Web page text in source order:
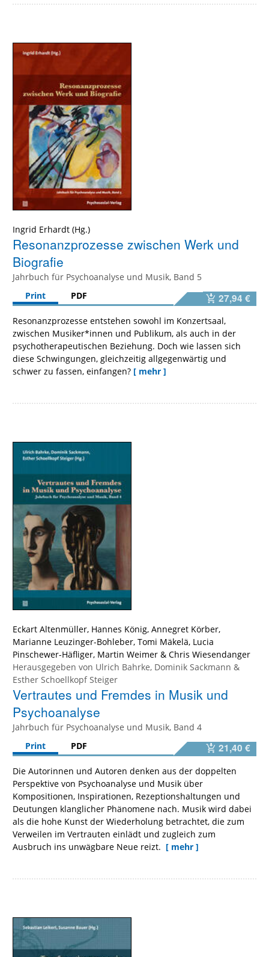
Ingrid Erhardt
Resonanzprozesse zwischen Werk und
Biografie
Jahrbuch für Psychoanalyse und Musik, Band 5
Print
PDF 27,94 €
Resonanzprozesse entstehen sowohl im Konzertsaal,
zwischen Musiker*innen und Publikum, als auch in der
psychotherapeutischen Beziehung. Doch wie lassen sich
diese Schwingungen, gleichzeitig allgegenwärtig und
schwer zu fassen, einfangen? [ mehr ]
Eckart Altenmüller, Hannes König, Annegret Körber,
Marianne Leuzinger-Bohleber, Tomi Mäkelä, Lucia
Pinschewer-Häfliger, Martin Weimer & Chris Wiesendanger
Herausgegeben von Ulrich Bahrke, Dominik Sackmann &
Esther Schoellkopf Steiger
Vertrautes und Fremdes in Musik und
Psychoanalyse
Jahrbuch für Psychoanalyse und Musik, Band 4
Print
PDF 21,40 €
Die Autorinnen und Autoren denken aus der doppelten
Perspektive von Psychoanalyse und Musik über
Kompositionen, Inspirationen, Rezeptionshaltungen und
Deutungen klanglicher Phänomene nach. Musik wird dabei
als die hohe Kunst der Wiederholung betrachtet, die zum
Verweilen im Vertrauten einlädt und zugleich zum
Ausbruch ins unwägbare Neue reizt. [ mehr ]